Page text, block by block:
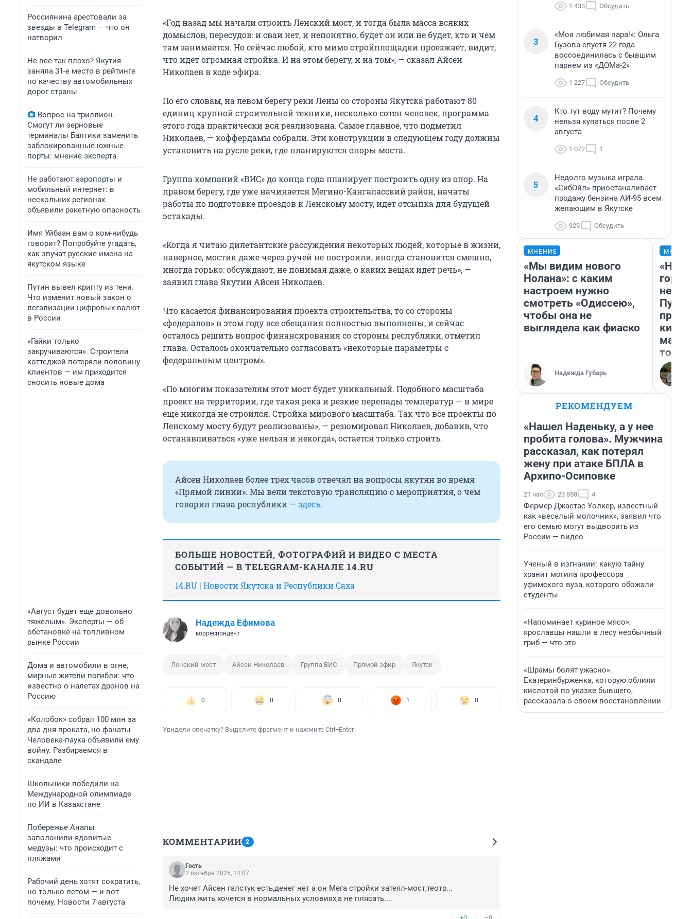
Россиянина арестовали за
звезды в Telegram — что он
натворил
Не все так плохо? Якутия
заняла 31-е место в рейтинге
по качеству автомобильных
дорог страны
Вопрос на триллион.
Смогут ли зерновые
терминалы Балтики заменить
заблокированные южные
порты: мнение эксперта
Не работают аэропорты и
мобильный интернет: в
нескольких регионах
объявили ракетную опасность
Имя Уйбаан вам о ком-нибудь
говорит? Попробуйте угадать,
как звучат русские имена на
якутском языке
Путин вывел крипту из тени.
Что изменит новый закон о
легализации цифровых валют
в России
«Гайки только
закручиваются». Строители
коттеджей потеряли половину
клиентов — им приходится
сносить новые дома
«Август будет еще довольно
тяжелым». Эксперты — об
обстановке на топливном
рынке России
Дома и автомобили в огне,
мирные жители погибли: что
известно о налетах дронов на
Россию
«Колобок» собрал 100 млн за
два дня проката, но фанаты
Человека-паука объявили ему
войну. Разбираемся в
скандале
Школьники победили на
Международной олимпиаде
по ИИ в Казахстане
Побережье Анапы
заполонили ядовитые
медузы: что происходит с
пляжами
Рабочий день хотят сократить,
но только летом — и вот
почему. Новости 7 августа
«Год назад мы начали строить Ленский мост, и тогда была масса всяких
домыслов, пересудов: и сваи нет, и непонятно, будет он или не будет, кто и чем
там занимается. Но сейчас любой, кто мимо стройплощадки проезжает, видит,
что идет огромная стройка. И на этом берегу, и на том», — сказал Айсен
Николаев в ходе эфира.
По его словам, на левом берегу реки Лены со стороны Якутска работают 80
единиц крупной строительной техники, несколько сотен человек, программа
этого года практически вся реализована. Самое главное, что подметил
Николаев, — коффердамы собрали. Эти конструкции в следующем году должны
установить на русле реки, где планируются опоры моста.
Группа компаний «ВИС» до конца года планирует построить одну из опор. На
правом берегу, где уже начинается Мегино-Кангаласский район, начаты
работы по подготовке проездов к Ленскому мосту, идет отсыпка для будущей
эстакады.
«Когда я читаю дилетантские рассуждения некоторых людей, которые в жизни,
наверное, мостик даже через ручей не построили, иногда становится смешно,
иногда горько: обсуждают, не понимая даже, о каких вещах идет речь», —
заявил глава Якутии Айсен Николаев.
Что касается финансирования проекта строительства, то со стороны
«федералов» в этом году все обещания полностью выполнены, и сейчас
осталось решить вопрос финансирования со стороны республики, отметил
глава. Осталось окончательно согласовать «некоторые параметры с
федеральным центром».
«По многим показателям этот мост будет уникальный. Подобного масштаба
проект на территории, где такая река и резкие перепады температур — в мире
еще никогда не строился. Стройка мирового масштаба. Так что все проекты по
Ленскому мосту будут реализованы», — резюмировал Николаев, добавив, что
останавливаться «уже нельзя и некогда», остается только строить.
Айсен Николаев более трех часов отвечал на вопросы якутян во время
«Прямой линии». Мы вели текстовую трансляцию с мероприятия, о чем
говорил глава республики — здесь.
БОЛЬШЕ НОВОСТЕЙ, ФОТОГРАФИЙ И ВИДЕО С МЕСТА
СОБЫТИЙ — В TELEGRAM-КАНАЛЕ 14.RU
14.RU | Новости Якутска и Республики Саха
Надежда Ефимова
корреспондент
Ленский мост Айсен Николаев Группа ВИС Прямой эфир Якутск
0 0 0 1 0
Увидели опечатку? Выделите фрагмент и нажмите Ctrl+Enter
КОММЕНТАРИИ 2
Гость
2 октября 2025, 14:07
Не хочет Айсен галстук есть,денег нет а он Мега стройки затеял-мост,теотр...
Людям жить хочется в нормальных условиях,а не плясать....
1 433 Обсудить
3
«Моя любимая пара!»: Ольга
Бузова спустя 22 года
воссоединилась с бывшим
парнем из «ДОМа-2»
1 227 Обсудить
4
Кто тут воду мутит? Почему
нельзя купаться после 2
августа
1 072 1
5
Недолго музыка играла.
«СибОйл» приостаналивает
продажу бензина АИ-95 всем
желающим в Якутске
929 Обсудить
МНЕНИЕ
«Мы видим нового
Нолана»: с каким
настроем нужно
смотреть «Одиссею»,
чтобы она не
выглядела как фиаско
Надежда Губарь
«Нет
того
РЕКОМЕНДУЕМ
«Нашел Наденьку, а у нее
пробита голова». Мужчина
рассказал, как потерял
жену при атаке БПЛА в
Архипо-Осиповке
21 час 23 858 4
Фермер Джастас Уолкер, известный
как «веселый молочник», заявил что
его семью могут выдворить из
России — видео
Ученый в изгнании: какую тайну
хранит могила профессора
уфимского вуза, которого обожали
студенты
«Напоминает куриное мясо»:
ярославцы нашли в лесу необычный
гриб — что это
«Шрамы болят ужасно».
Екатеринбурженка, которую облили
кислотой по указке бывшего,
рассказала о своем восстановлении